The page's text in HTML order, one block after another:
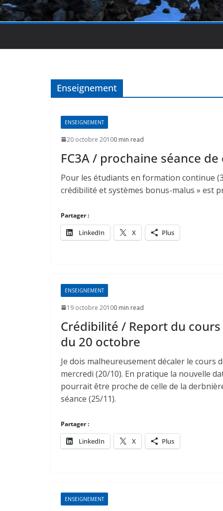
Enseignement
ENSEIGNEMENT
20 octobre 20100 min read
FC3A / prochaine séance
Pour les étudiants en formation continue
crédibilité et systèmes bonus-malus » est
Partager :
LinkedIn X Plus
ENSEIGNEMENT
19 octobre 20100 min read
Crédibilité / Report du cours
du 20 octobre
Je dois malheureusement décaler le cours
mercredi (20/10). En pratique la nouvelle
pourrait être proche de celle de la
séance (25/11).
Partager :
LinkedIn X Plus
ENSEIGNEMENT